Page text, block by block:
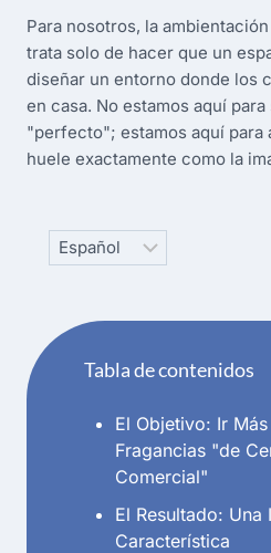
Para nosotros, la
trata solo de hacer que un
diseñar un entorno donde los
en casa. No estamos aquí
"perfecto"; estamos aquí para
huele exactamente como la
Choose
a
Tabla de contenidos
El Objetivo: Ir
Fragancias "de
Comercial"
El Resultado: Una
Característica